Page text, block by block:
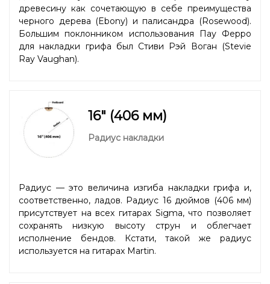
древесину как сочетающую в себе преимущества
черного дерева (Ebony) и палисандра (Rosewood).
Большим поклонником использования Пау Ферро
для накладки грифа был Стиви Рэй Воган (Stevie
Ray Vaughan).
16" (406 мм)
Радиус накладки
Радиус — это величина изгиба накладки грифа и,
соответственно, ладов. Радиус 16 дюймов (406 мм)
присутствует на всех гитарах Sigma, что позволяет
сохранять низкую высоту струн и облегчает
исполнение бендов. Кстати, такой же радиус
используется на гитарах Martin.